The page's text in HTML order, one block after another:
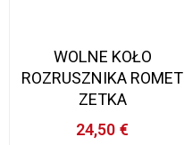
WOLNE KOŁO
ROZRUSZNIKA ROMET
ZETKA
24,50 €